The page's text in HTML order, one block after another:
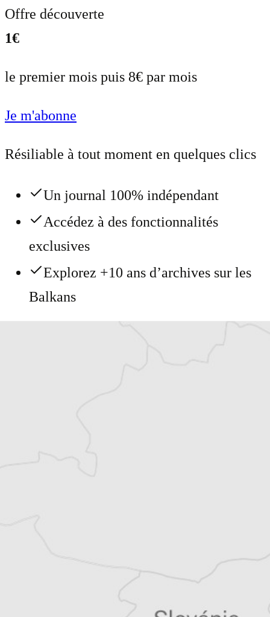
Offre découverte
1€
le premier mois puis 8€ par mois
Je m'abonne
Résiliable à tout moment en quelques clics
Un journal 100% indépendant
Accédez à des fonctionnalités
exclusives
Explorez +10 ans d’archives sur les
Balkans